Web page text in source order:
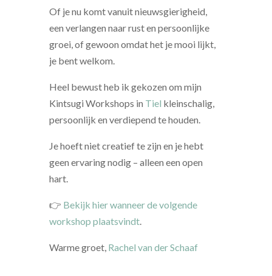
Of je nu komt vanuit nieuwsgierigheid,
een verlangen naar rust en persoonlijke
groei, of gewoon omdat het je mooi lijkt,
je bent welkom.
Heel bewust heb ik gekozen om mijn
Kintsugi Workshops in Tiel kleinschalig,
persoonlijk en verdiepend te houden.
Je hoeft niet creatief te zijn en je hebt
geen ervaring nodig – alleen een open
hart.
👉 Bekijk hier wanneer de volgende
workshop plaatsvindt.
Warme groet, Rachel van der Schaaf